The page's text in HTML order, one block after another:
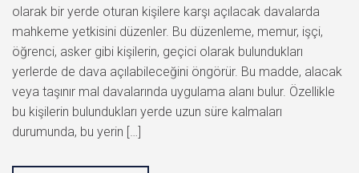
olarak bir yerde oturan kişilere karşı açılacak davalarda
mahkeme yetkisini düzenler. Bu düzenleme, memur, işçi,
öğrenci, asker gibi kişilerin, geçici olarak bulundukları
yerlerde de dava açılabileceğini öngörür. Bu madde, alacak
veya taşınır mal davalarında uygulama alanı bulur. Özellikle
bu kişilerin bulundukları yerde uzun süre kalmaları
durumunda, bu yerin […]